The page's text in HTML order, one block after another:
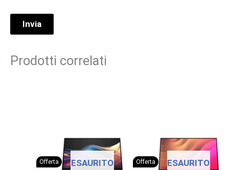
Prodotti correlati
Offerta ESAURITO Offerta ESAURITO